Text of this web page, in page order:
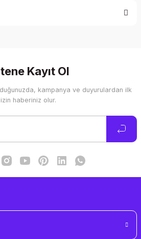
teşekkür ederiz.
veya görüntülenemiyor.
Kayıt Ol
kampanya ve duyurulardan ilk
haberiniz olur.